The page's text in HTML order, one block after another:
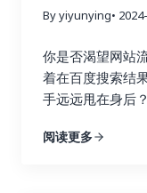
命中了目标，哪
真正有效的策略
个精明的投资者
力的投资项目。
过哪些链接访问
By yiyunying•
你是否渴望网站
着在百度搜索结
手远远甩在身后
节！不要再浪费
阅读更多